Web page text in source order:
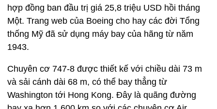
hợp đồng ban đầu trị giá 25,8 triệu USD hồi tháng
Một. Trang web của Boeing cho hay các đời Tổng
thống Mỹ đã sử dụng máy bay của hãng từ năm
1943.
Chuyên cơ 747-8 được thiết kế với chiều dài 73 m
và sải cánh dài 68 m, có thể bay thẳng từ
Washington tới Hong Kong. Đây là quãng đường